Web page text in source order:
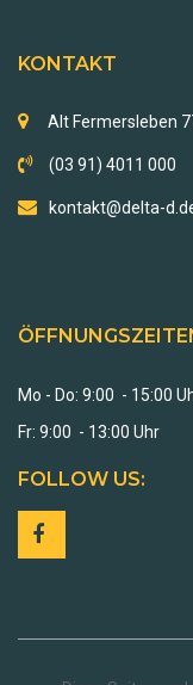
KONTAKT
Alt Fermersleben
(03 91) 4011 000
kontakt@delta-
Mo - Do: 9:00 - 15:00
Fr: 9:00 - 13:00 Uhr
FOLLOW US: